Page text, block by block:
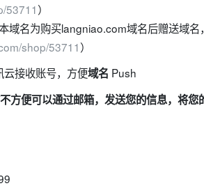
53711）
域名为购买langniao.com域名后赠送域名
shop/53711）
云接收账号，方便域名 Push
方便可以通过邮箱，发送您的信息，将您